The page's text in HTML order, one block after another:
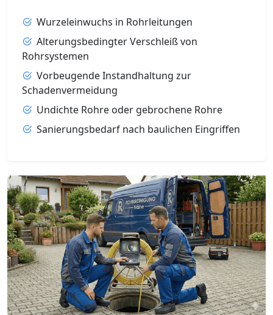
Wurzeleinwuchs in Rohrleitungen
Alterungsbedingter Verschleiß von
Rohrsystemen
Vorbeugende Instandhaltung zur
Schadenvermeidung
Undichte Rohre oder gebrochene Rohre
Sanierungsbedarf nach baulichen Eingriffen